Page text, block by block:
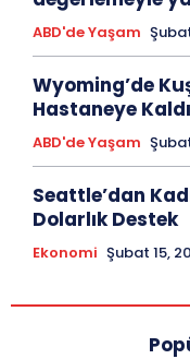
ABD'de Yaşam
Wyoming’de
Hastaneye
ABD'de Yaşam
Seattle’dan
Dolarlık Destek
Ekonomi Şubat 15,